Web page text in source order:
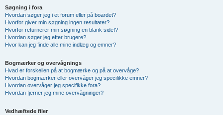
Søgning i fora
Hvordan søger jeg i et forum eller på boardet?
Hvorfor giver min søgning ingen resultater?
Hvorfor returnerer min søgning en blank side!?
Hvordan søger jeg efter brugere?
Hvor kan jeg finde alle mine indlæg og emner?
Bogmærker og overvågnings
Hvad er forskellen på at bogmærke og på at overvåge?
Hvordan bogmærker eller overvåger jeg specifikke emner?
Hvordan overvåger jeg specifikke fora?
Hvordan fjerner jeg mine overvågninger?
Vedhæftede filer